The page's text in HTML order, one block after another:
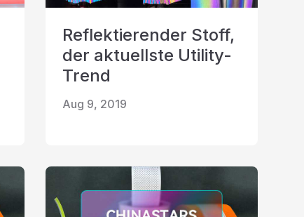
Reflektierender Stoff,
der aktuellste Utility-
Trend
Aug 9, 2019